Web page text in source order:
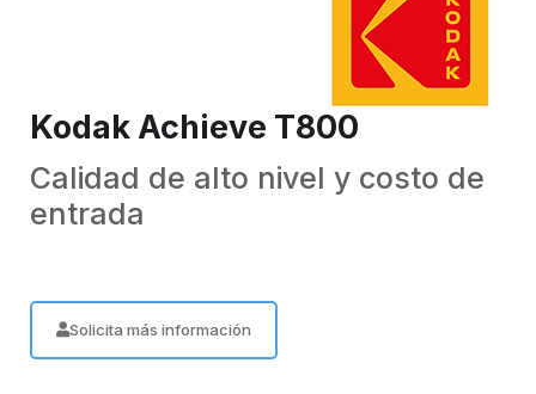
Kodak Achieve T800
Calidad de alto nivel y costo de
entrada
Solicita más información